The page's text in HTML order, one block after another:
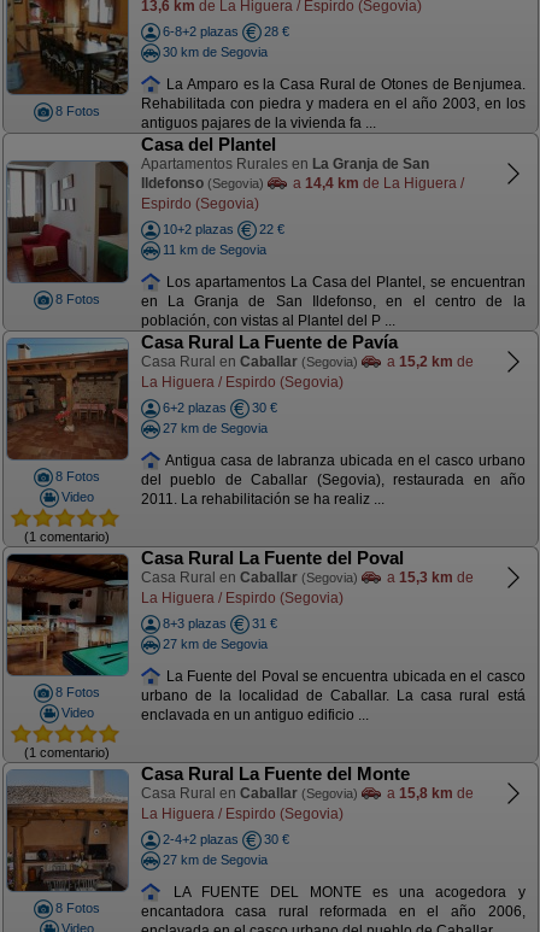
8 Fotos
13,6 km de La Higuera / Espirdo (Segovia)
6-8+2 plazas
28 €
30 km de Segovia
La Amparo es la Casa Rural de Otones de Benjumea.
Rehabilitada con piedra y madera en el año 2003, en los
antiguos pajares de la vivienda fa ...
8 Fotos
Casa del Plantel
Apartamentos Rurales en La Granja de San
Ildefonso (Segovia) a 14,4 km de La Higuera /
Espirdo (Segovia)
10+2 plazas
22 €
11 km de Segovia
Los apartamentos La Casa del Plantel, se encuentran
en La Granja de San Ildefonso, en el centro de la
población, con vistas al Plantel del P ...
8 Fotos
Video
(1 comentario)
Casa Rural La Fuente de Pavía
Casa Rural en Caballar (Segovia) a 15,2 km de
La Higuera / Espirdo (Segovia)
6+2 plazas
30 €
27 km de Segovia
Antigua casa de labranza ubicada en el casco urbano
del pueblo de Caballar (Segovia), restaurada en año
2011. La rehabilitación se ha realiz ...
8 Fotos
Video
(1 comentario)
Casa Rural La Fuente del Poval
Casa Rural en Caballar (Segovia) a 15,3 km de
La Higuera / Espirdo (Segovia)
8+3 plazas
31 €
27 km de Segovia
La Fuente del Poval se encuentra ubicada en el casco
urbano de la localidad de Caballar. La casa rural está
enclavada en un antiguo edificio ...
8 Fotos
Video
Casa Rural La Fuente del Monte
Casa Rural en Caballar (Segovia) a 15,8 km de
La Higuera / Espirdo (Segovia)
2-4+2 plazas
30 €
27 km de Segovia
LA FUENTE DEL MONTE es una acogedora y
encantadora casa rural reformada en el año 2006,